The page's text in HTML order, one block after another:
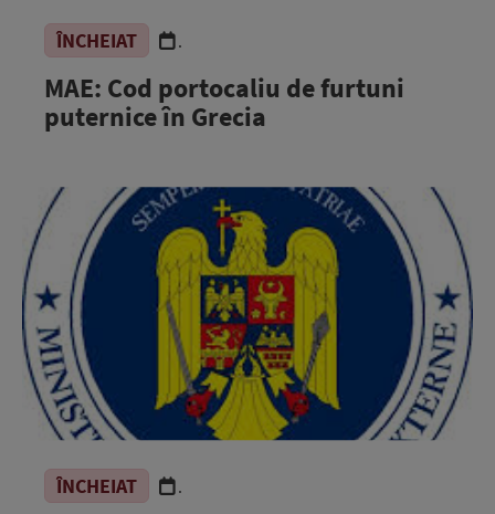
ÎNCHEIAT .
MAE: Cod portocaliu de furtuni
puternice în Grecia
ÎNCHEIAT .